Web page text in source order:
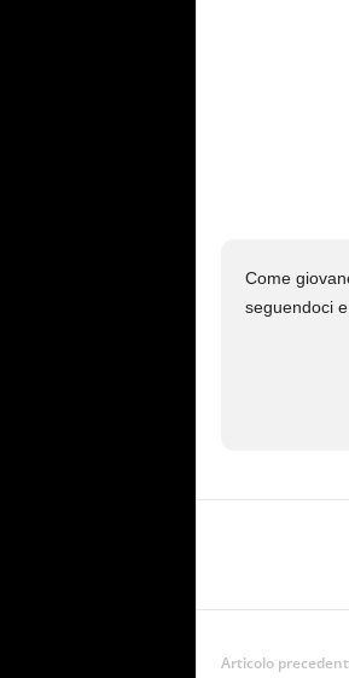
Come
seguendoci
Articolo